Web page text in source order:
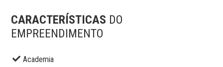
CARACTERÍSTICAS DO
EMPREENDIMENTO
Academia